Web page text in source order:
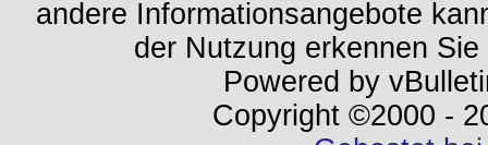
andere Informationsangebote
der Nutzung erkennen
Powered by
Copyright ©2000 -